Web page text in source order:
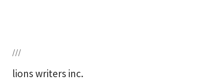
///
lions writers inc.